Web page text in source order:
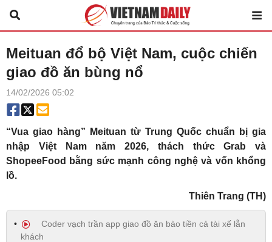
Meituan đổ bộ Việt Nam, cuộc chiến
giao đồ ăn bùng nổ
14/02/2026 05:02
“Vua giao hàng” Meituan từ Trung Quốc chuẩn bị gia
nhập Việt Nam năm 2026, thách thức Grab và
ShopeeFood bằng sức mạnh công nghệ và vốn khổng
lồ.
Thiên Trang (TH)
Coder vạch trần app giao đồ ăn bào tiền cả tài xế lẫn
khách